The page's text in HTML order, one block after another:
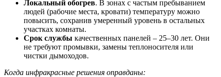
Локальный обогрев. В зонах с частым пребыванием
людей (рабочие места, кровати) температуру можно
повысить, сохранив умеренный уровень в остальных
участках комнаты.
Срок службы качественных панелей – 25–30 лет. Они
не требуют промывки, замены теплоносителя или
чистки дымоходов.
Когда инфракрасные решения оправданы: